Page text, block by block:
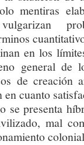
mentiras
en los
general de
de creación
cuanto
se presenta
mal